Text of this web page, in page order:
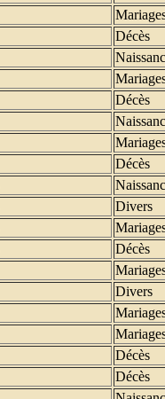
Décès
Décès
Décès
Divers
Décès
Divers
Décès
Décès